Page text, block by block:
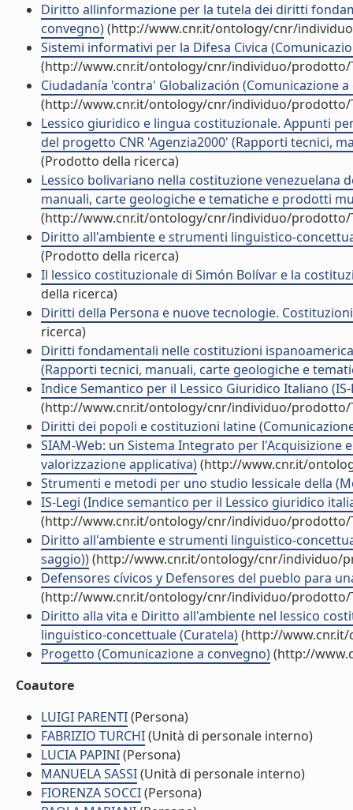
Diritto allinformazione per la tutela dei diritti
convegno)(http://www.cnr.it/ontology/cnr/
Sistemi informativi per la Difesa Civica
(http://www.cnr.it/ontology/cnr/individuo/prodotto/
Ciudadanía 'contra' Globalización (Comunicazione
(http://www.cnr.it/ontology/cnr/individuo/prodotto/
Lessico giuridico e lingua costituzionale. Appunti
del progetto CNR 'Agenzia2000' (Rapporti tecnici,
(Prodotto della ricerca)
Lessico bolivariano nella costituzione venezuelana
manuali, carte geologiche e tematiche e prodotti
(http://www.cnr.it/ontology/cnr/individuo/prodotto/
Diritto all'ambiente e strumenti linguistico-
(Prodotto della ricerca)
Il lessico costituzionale di Simón Bolívar e la
della ricerca)
Diritti della Persona e nuove tecnologie.
ricerca)
Diritti fondamentali nelle costituzioni
(Rapporti tecnici, manuali, carte geologiche e
Indice Semantico per il Lessico Giuridico Italiano
(http://www.cnr.it/ontology/cnr/individuo/prodotto/
Diritti dei popoli e costituzioni latine
SIAM-Web: un Sistema Integrato per
valorizzazione applicativa)(http://www.cnr.it/
Strumenti e metodi per uno studio lessicale della
IS-Legi (Indice semantico per il Lessico giuridico
(http://www.cnr.it/ontology/cnr/individuo/prodotto/
Diritto all'ambiente e strumenti linguistico-
saggio))(http://www.cnr.it/ontology/cnr/individuo/
Defensores cívicos y Defensores del pueblo para
(http://www.cnr.it/ontology/cnr/individuo/prodotto/
Diritto alla vita e Diritto all'ambiente nel lessico
linguistico-concettuale (Curatela)(http://
Progetto (Comunicazione a convegno)(http://
Coautore
LUIGI PARENTI(Persona)
FABRIZIO TURCHI(Unità di personale interno)
LUCIA PAPINI(Persona)
MANUELA SASSI(Unità di personale interno)
FIORENZA SOCCI(Persona)